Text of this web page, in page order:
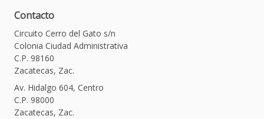
Contacto
Circuito Cerro del Gato s/n
Colonia Ciudad Administrativa
C.P. 98160
Zacatecas, Zac.
Av. Hidalgo 604, Centro
C.P. 98000
Zacatecas, Zac.